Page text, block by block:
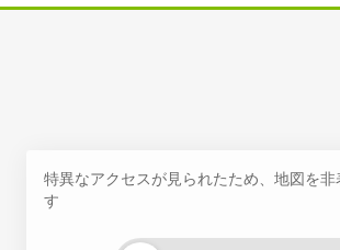
特異なアクセスが見られたため、地図を非
す